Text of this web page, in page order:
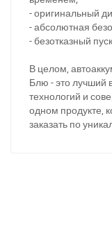
- оригинальный
- абсолютная
- безотказный
В целом,
Блю - это лучший
технологий и
одном продукте,
заказать по
За відсутності
Написати